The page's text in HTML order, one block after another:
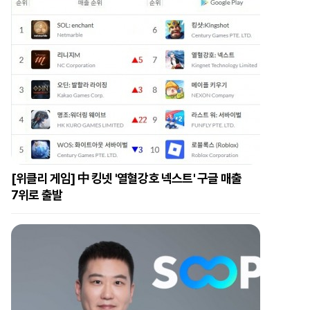
[위클리 게임] 中 킹넷 '열혈강호 넥스트' 구글 매출
7위로 출발